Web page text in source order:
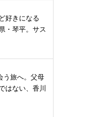
好きになる
・琴平。サス
う旅へ。父母
はない、香川